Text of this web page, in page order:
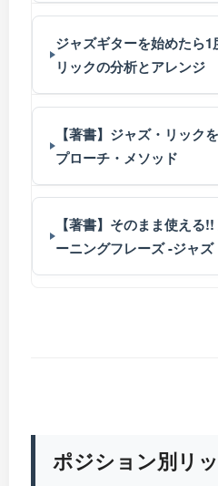
ジャズギターを始めたら
リックの分析とアレンジ
【著書】ジャズ・リック
プローチ・メソッド
【著書】そのまま使える
ーニングフレーズ -ジャ
ポジション別リ